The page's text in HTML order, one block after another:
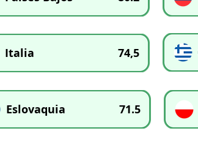
74,5
Italia
71.5
Eslovaquia